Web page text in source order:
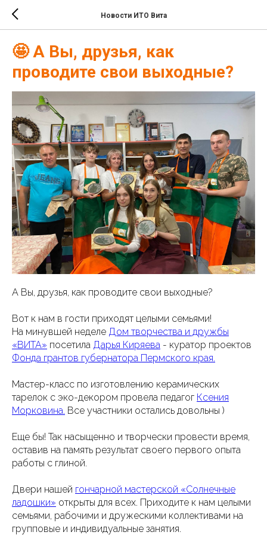
Новости ИТО Вита
🤩 А Вы, друзья, как
проводите свои выходные?
А Вы, друзья, как проводите свои выходные?
Вот к нам в гости приходят целыми семьями!
На минувшей неделе Дом творчества и дружбы
«ВИТА» посетила Дарья Киряева - куратор проектов
Фонда грантов губернатора Пермского края.
Мастер-класс по изготовлению керамических
тарелок с эко-декором провела педагог Ксения
Морковина. Все участники остались довольны )
Еще бы! Так насыщенно и творчески провести время,
оставив на память результат своего первого опыта
работы с глиной.
Двери нашей гончарной мастерской «Солнечные
ладошки» открыты для всех. Приходите к нам целыми
семьями, рабочими и дружескими коллективами на
групповые и индивидуальные занятия.